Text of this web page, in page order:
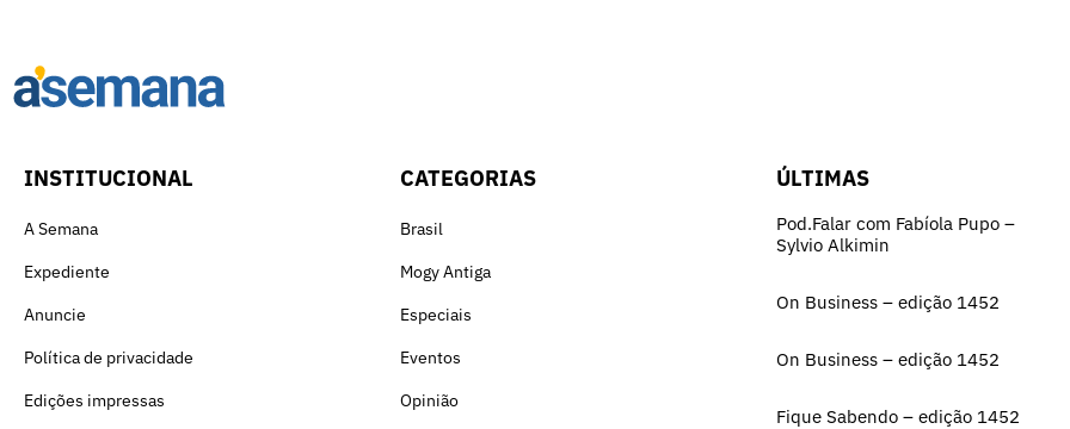
INSTITUCIONAL
A Semana
Expediente
Anuncie
Política de privacidade
Edições impressas
CATEGORIAS
Brasil
Mogy Antiga
Especiais
Eventos
Opinião
ÚLTIMAS
Pod.Falar com Fabíola Pupo –
Sylvio Alkimin
On Business – edição 1452
On Business – edição 1452
Fique Sabendo – edição 1452